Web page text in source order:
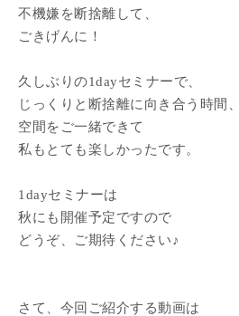
不機嫌を断捨離して、
ごきげんに！
久しぶりの1dayセミナーで、
じっくりと断捨離に向き合う時間、
空間をご一緒できて
私もとても楽しかったです。
1dayセミナーは
秋にも開催予定ですので
どうぞ、ご期待ください♪
さて、今回ご紹介する動画は